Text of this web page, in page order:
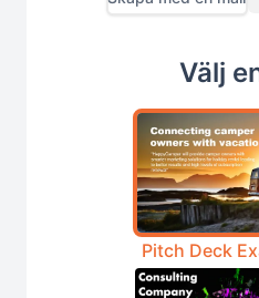
Välj
Pitch Deck